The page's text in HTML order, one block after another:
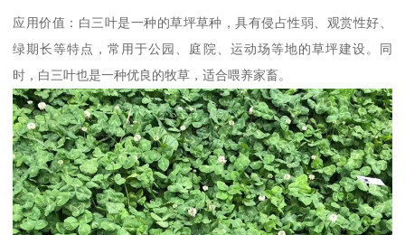
应用价值：白三叶是一种的草坪草种，具有侵占性弱、观赏性好、
绿期长等特点，常用于公园、庭院、运动场等地的草坪建设。同
时，白三叶也是一种优良的牧草，适合喂养家畜。